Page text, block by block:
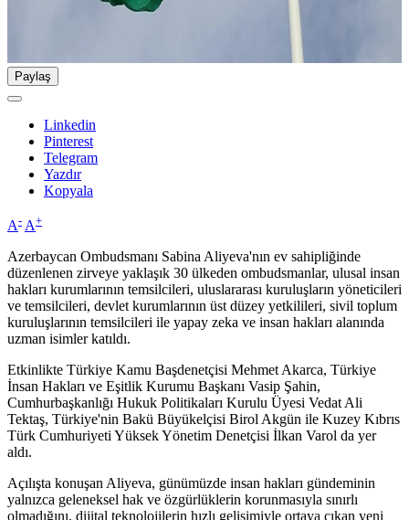
Paylaş
Linkedin
Pinterest
Telegram
Yazdır
Kopyala
A- A+
Azerbaycan Ombudsmanı Sabina Aliyeva'nın ev sahipliğinde
düzenlenen zirveye yaklaşık 30 ülkeden ombudsmanlar, ulusal insan
hakları kurumlarının temsilcileri, uluslararası kuruluşların yöneticileri
ve temsilcileri, devlet kurumlarının üst düzey yetkilileri, sivil toplum
kuruluşlarının temsilcileri ile yapay zeka ve insan hakları alanında
uzman isimler katıldı.
Etkinlikte Türkiye Kamu Başdenetçisi Mehmet Akarca, Türkiye
İnsan Hakları ve Eşitlik Kurumu Başkanı Vasip Şahin,
Cumhurbaşkanlığı Hukuk Politikaları Kurulu Üyesi Vedat Ali
Tektaş, Türkiye'nin Bakü Büyükelçisi Birol Akgün ile Kuzey Kıbrıs
Türk Cumhuriyeti Yüksek Yönetim Denetçisi İlkan Varol da yer
aldı.
Açılışta konuşan Aliyeva, günümüzde insan hakları gündeminin
yalnızca geleneksel hak ve özgürlüklerin korunmasıyla sınırlı
olmadığını, dijital teknolojilerin hızlı gelişimiyle ortaya çıkan yeni